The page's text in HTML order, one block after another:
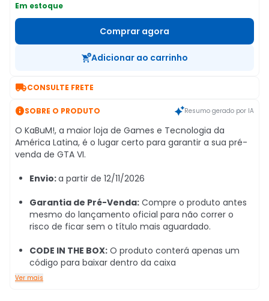
Em estoque
Comprar agora
Adicionar ao carrinho
CONSULTE FRETE
SOBRE O PRODUTO Resumo gerado por IA
O KaBuM!, a maior loja de Games e Tecnologia da
América Latina, é o lugar certo para garantir a sua pré-
venda de GTA VI.
Envio:a partir de 12/11/2026
Garantia de Pré-Venda: Compre o produto antes
mesmo do lançamento oficial para não correr o
risco de ficar sem o título mais aguardado.
CODE IN THE BOX: O produto conterá apenas um
código para baixar dentro da caixa
Ver mais